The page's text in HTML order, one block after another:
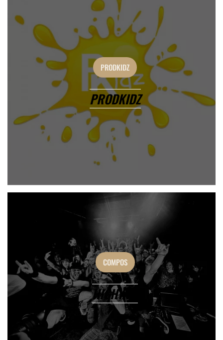
PRODKIDZ
PRODKIDZ
COMPOS
HIGHWAY